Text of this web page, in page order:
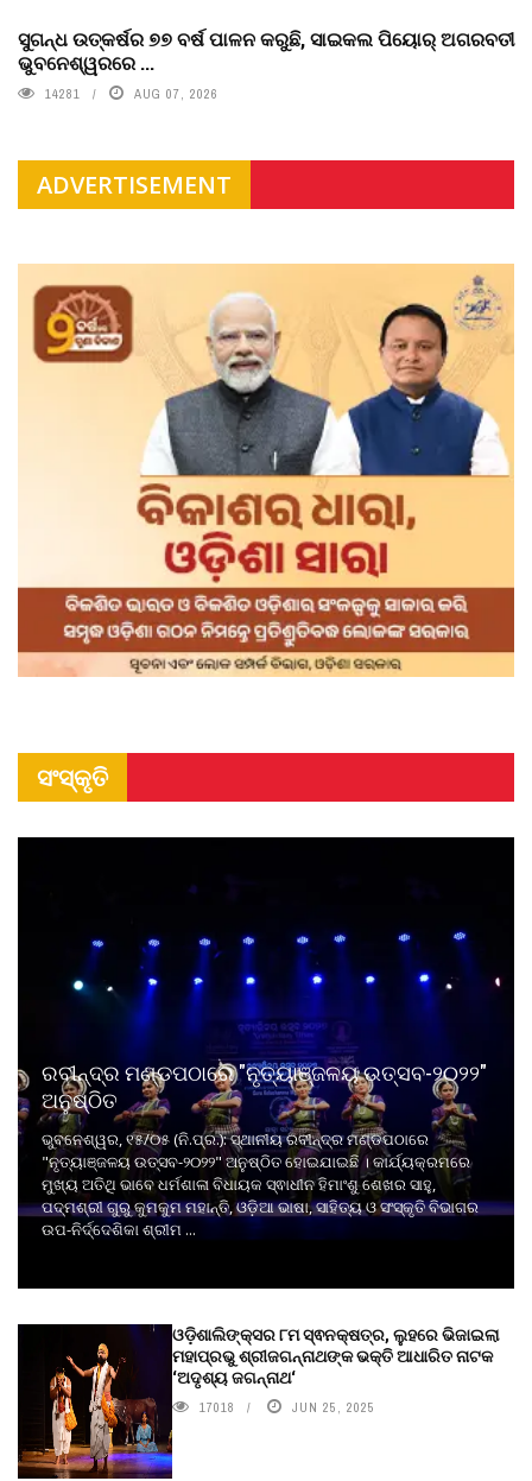
ସୁଗନ୍ଧ ଉତ୍କର୍ଷର ୭୭ ବର୍ଷ ପାଳନ କରୁଛି, ସାଇକଲ ପିୟୋର୍‌ ଅଗରବତୀ
ଭୁବନେଶ୍ୱରରେ ...
14281 AUG 07, 2026
ADVERTISEMENT
ସଂସ୍କୃତି
ରବୀନ୍ଦ୍ର ମଣ୍ଡପଠାରେ "ନୃତ୍ୟାଞ୍ଜଳୟ ଉତ୍ସବ-୨୦୨୨"
ଅନୁଷ୍ଠିତ
ଭୁବନେଶ୍ୱର, ୧୫/୦୫ (ନି.ପ୍ର.): ସ୍ଥାନୀୟ ରବୀନ୍ଦ୍ର ମଣ୍ଡପଠାରେ
"ନୃତ୍ୟାଞ୍ଜଳୟ ଉତ୍ସବ-୨୦୨୨" ଅନୁଷ୍ଠିତ ହୋଇଯାଇଛି । କାର୍ଯ୍ୟକ୍ରମରେ
ମୁଖ୍ୟ ଅତିଥି ଭାବେ ଧର୍ମଶାଳା ବିଧାୟକ ସ୍ଵାଧୀନ ହିମାଂଶୁ ଶେଖର ସାହୁ,
ପଦ୍ମଶ୍ରୀ ଗୁରୁ କୁମକୁମ ମହାନ୍ତି, ଓଡ଼ିଆ ଭାଷା, ସାହିତ୍ୟ ଓ ସଂସ୍କୃତି ବିଭାଗର
ଉପ-ନିର୍ଦ୍ଦେଶିକା ଶ୍ରୀମ ...
ଓଡ଼ିଶାଲିଙ୍କ୍ସର ୮ମ ସ୍ଵନକ୍ଷତ୍ର, ଲୁହରେ ଭିଜାଇଲା
ମହାପ୍ରଭୁ ଶ୍ରୀଜଗନ୍ନାଥଙ୍କ ଭକ୍ତି ଆଧାରିତ ନାଟକ
‘ଅଦୃଶ୍ୟ ଜଗନ୍ନାଥ‘
17018 JUN 25, 2025